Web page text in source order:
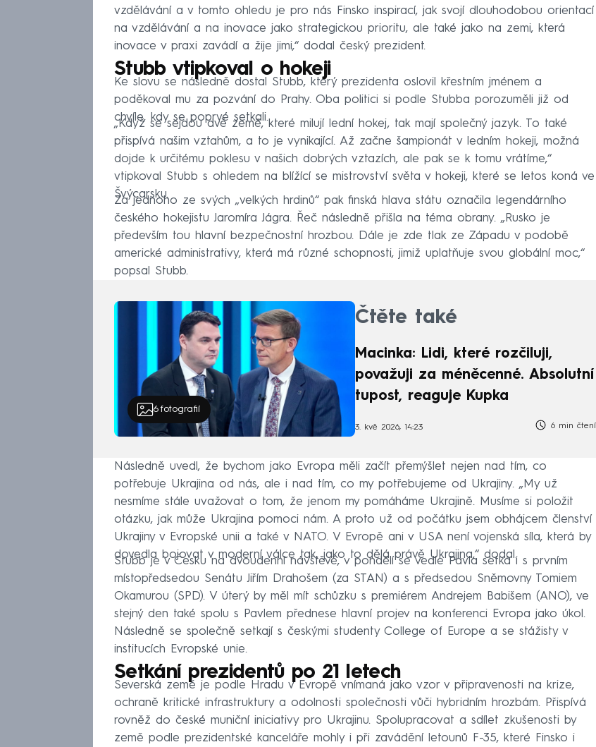
vzdělávání a v tomto ohledu je pro nás Finsko inspirací, jak svojí dlouhodobou orientací
na vzdělávání a na inovace jako strategickou prioritu, ale také jako na zemi, která
inovace v praxi zavádí a žije jimi,“ dodal český prezident.
Stubb vtipkoval o hokeji
Ke slovu se následně dostal Stubb, který prezidenta oslovil křestním jménem a
poděkoval mu za pozvání do Prahy. Oba politici si podle Stubba porozuměli již od
chvíle, kdy se poprvé setkali.
„Když se sejdou dvě země, které milují lední hokej, tak mají společný jazyk. To také
přispívá našim vztahům, a to je vynikající. Až začne šampionát v ledním hokeji, možná
dojde k určitému poklesu v našich dobrých vztazích, ale pak se k tomu vrátíme,“
vtipkoval Stubb s ohledem na blížící se mistrovství světa v hokeji, které se letos koná ve
Švýcarsku.
Za jednoho ze svých „velkých hrdinů“ pak finská hlava státu označila legendárního
českého hokejistu Jaromíra Jágra. Řeč následně přišla na téma obrany. „Rusko je
především tou hlavní bezpečnostní hrozbou. Dále je zde tlak ze Západu v podobě
americké administrativy, která má různé schopnosti, jimiž uplatňuje svou globální moc,“
popsal Stubb.
6fotografií
Čtěte také
Macinka: Lidi, které rozčiluji,
považuji za méněcenné. Absolutní
tupost, reaguje Kupka
3. kvě 2026, 14:23 6 min čtení
Následně uvedl, že bychom jako Evropa měli začít přemýšlet nejen nad tím, co
potřebuje Ukrajina od nás, ale i nad tím, co my potřebujeme od Ukrajiny. „My už
nesmíme stále uvažovat o tom, že jenom my pomáháme Ukrajině. Musíme si položit
otázku, jak může Ukrajina pomoci nám. A proto už od počátku jsem obhájcem členství
Ukrajiny v Evropské unii a také v NATO. V Evropě ani v USA není vojenská síla, která by
dovedla bojovat v moderní válce tak, jako to dělá právě Ukrajina,“ dodal.
Stubb je v Česku na dvoudenní návštěvě, v pondělí se vedle Pavla setká i s prvním
místopředsedou Senátu Jiřím Drahošem (za STAN) a s předsedou Sněmovny Tomiem
Okamurou (SPD). V úterý by měl mít schůzku s premiérem Andrejem Babišem (ANO), ve
stejný den také spolu s Pavlem přednese hlavní projev na konferenci Evropa jako úkol.
Následně se společně setkají s českými studenty College of Europe a se stážisty v
institucích Evropské unie.
Setkání prezidentů po 21 letech
Severská země je podle Hradu v Evropě vnímaná jako vzor v připravenosti na krize,
ochraně kritické infrastruktury a odolnosti společnosti vůči hybridním hrozbám. Přispívá
rovněž do české muniční iniciativy pro Ukrajinu. Spolupracovat a sdílet zkušenosti by
země podle prezidentské kanceláře mohly i při zavádění letounů F-35, které Finsko i